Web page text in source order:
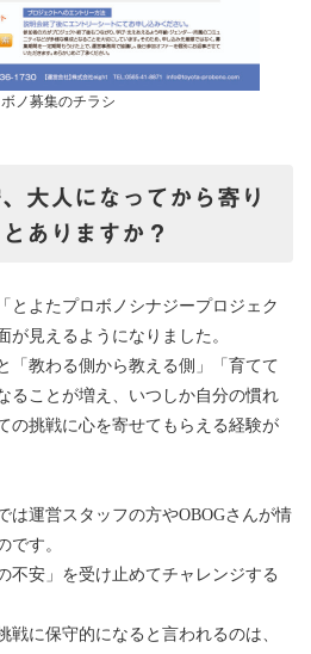
ノ募集のチラシ
大人になってから寄り
ありますか？
とよたプロボノシナジープロジェク
が見えるようになりました。
「教わる側から教える側」「育てて
ることが増え、いつしか自分の慣れ
の挑戦に心を寄せてもらえる経験が
は運営スタッフの方やOBOGさんが情
です。
不安」を受け止めてチャレンジする
戦に保守的になると言われるのは、